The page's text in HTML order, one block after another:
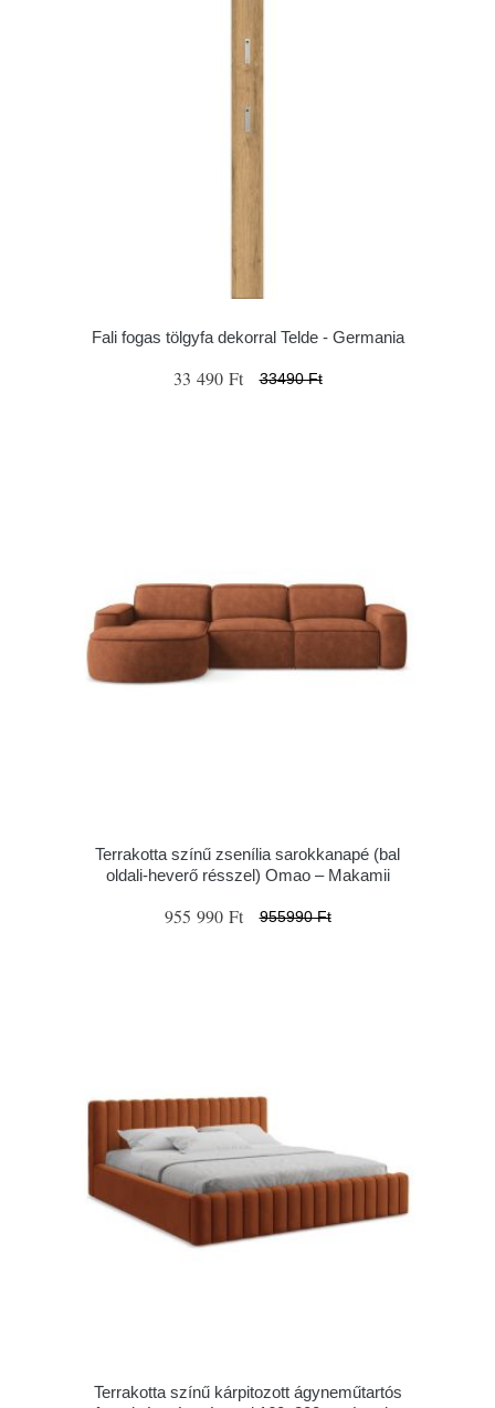
Fali fogas tölgyfa dekorral Telde - Germania
33 490 Ft 33490 Ft
Terrakotta színű zsenília sarokkanapé (bal
oldali-heverő résszel) Omao – Makamii
955 990 Ft 955990 Ft
Terrakotta színű kárpitozott ágyneműtartós